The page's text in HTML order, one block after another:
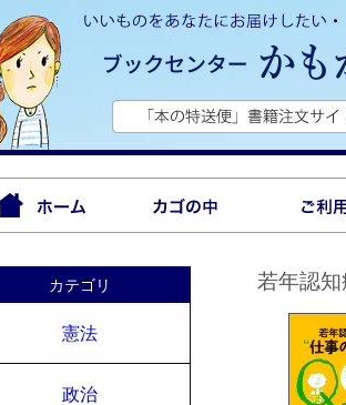
カテゴリ
憲法
政治
若年認知